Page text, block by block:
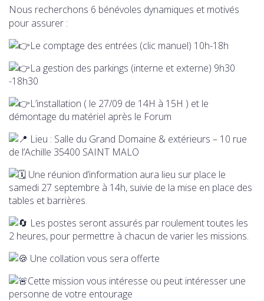
Nous recherchons 6 bénévoles dynamiques et motivés
pour assurer :
Le comptage des entrées (clic manuel) 10h-18h
La gestion des parkings (interne et externe) 9h30
-18h30
L’installation ( le 27/09 de 14H à 15H ) et le
démontage du matériel après le Forum
Lieu : Salle du Grand Domaine & extérieurs – 10 rue
de l’Achille 35400 SAINT MALO
Une réunion d’information aura lieu sur place le
samedi 27 septembre à 14h, suivie de la mise en place des
tables et barrières.
Les postes seront assurés par roulement toutes les
2 heures, pour permettre à chacun de varier les missions.
Une collation vous sera offerte
Cette mission vous intéresse ou peut intéresser une
personne de votre entourage